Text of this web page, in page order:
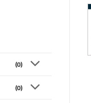
(0)
(0)